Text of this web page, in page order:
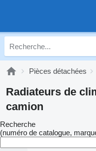
Pièces détachées
Radiateurs de
camion
Recherche
(numéro de catalogue,